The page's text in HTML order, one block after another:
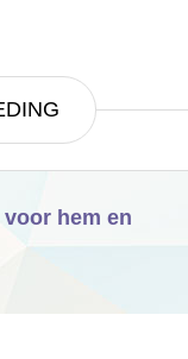
hem en